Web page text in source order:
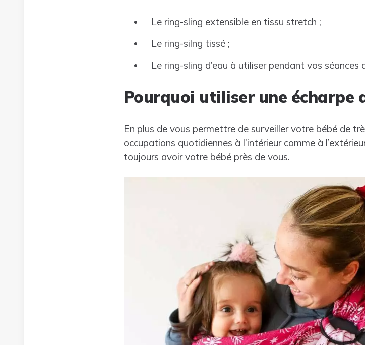
Le ring-sling extensible en tissu stretch ;
Le ring-silng tissé ;
Le ring-sling d’eau à utiliser pendant vos séances
Pourquoi utiliser une écharpe
En plus de vous permettre de surveiller votre bébé de
occupations quotidiennes à l’intérieur comme à
toujours avoir votre bébé près de vous.